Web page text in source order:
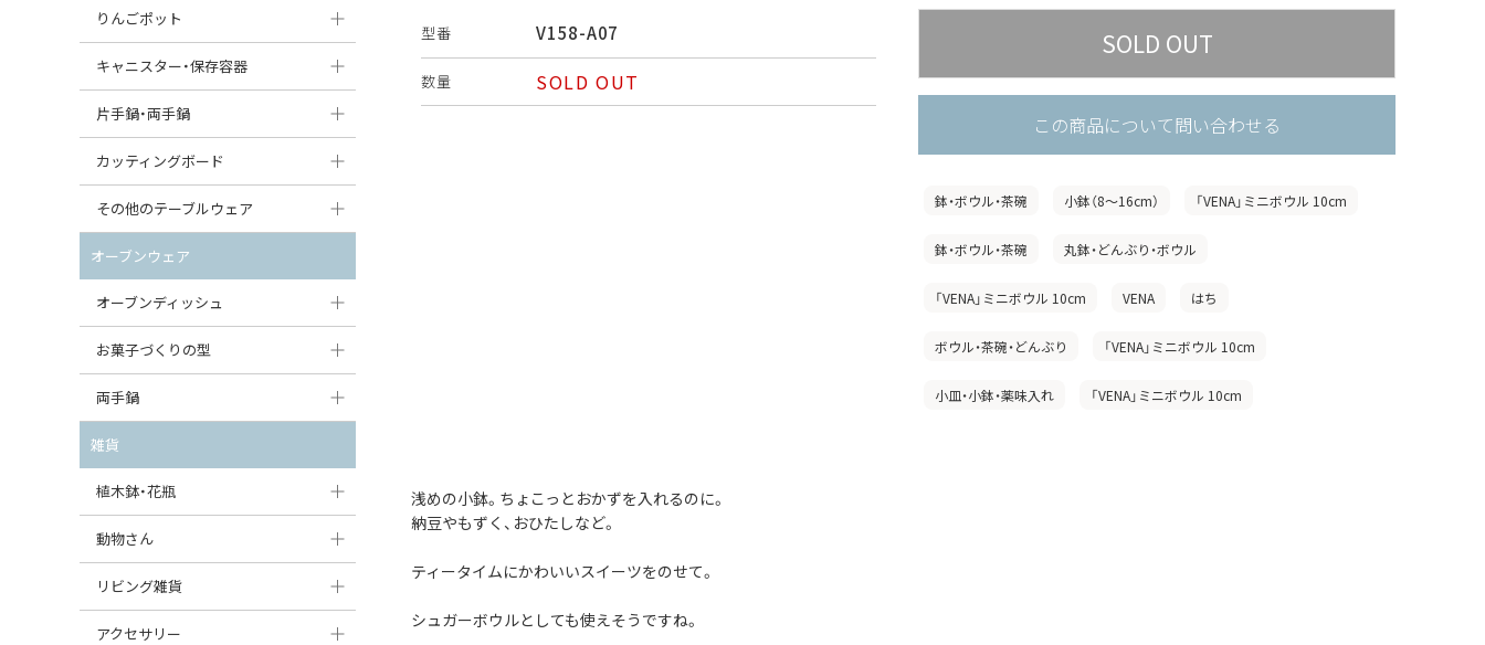
型番 V158-A07
数量
SOLD OUT
この商品について問い合わせる
鉢・ボウル・茶碗 小鉢（8〜16cm） 「VENA」ミニボウル 10cm
鉢・ボウル・茶碗 丸鉢・どんぶり・ボウル
「VENA」ミニボウル 10cm VENA はち
ボウル・茶碗・どんぶり 「VENA」ミニボウル 10cm
小皿・小鉢・薬味入れ 「VENA」ミニボウル 10cm
浅めの小鉢。ちょこっとおかずを入れるのに。
納豆やもずく、おひたしなど。
ティータイムにかわいいスイーツをのせて。
シュガーボウルとしても使えそうですね。
すべて見る
中皿（18〜24cm）
丸皿
スープ皿
ダルマプレート
たまご型プレート
ハート型プレート
変形プレート
分割ディッシュ
すべて見る
大鉢（21cm〜）
中鉢（16〜21cm）
丸鉢・どんぶり・ボウル
茶碗
オーバルボウル
ハートボウル
葉っぱ型ボウル
りんご型ボウル
いちご型ボウル
星型ボウル
りんごポット
りんごポット
りんごポット小
キャニスター・保存容器
キャニスター
つぼ
ガーリックポット
オニオンキャニスター
ガーリックキャニスター
チーズケース
バターディッシュ
六角形ポット
ボトル
すべて見る
片手鍋・両手鍋
ソースパン（片手鍋）
スープチュリーン
カッティングボード
角型カッティングボード
丸型カッティングボード
すべて見る
その他のテーブルウェア
調味料入れ
グレイヴィーボート
エッグカップ
ケーキスタンド
カトラリー
はしおき・カトラリーレスト
オーブンウェア
オーブンディッシュ
大型（24cm〜）
中型（18〜24cm）
スクエアオーブンディッシュ
オーバルオーブンディッシュ
すべて見る
お菓子づくりの型
パウンド型
マフィン型
すべて見る
両手鍋
チュリーン
キャセロール
すべて見る
雑貨
植木鉢・花瓶
植木鉢
花瓶
動物さん
フィギュア・置物
貯金箱
リビング雑貨
スツール
アクセサリー